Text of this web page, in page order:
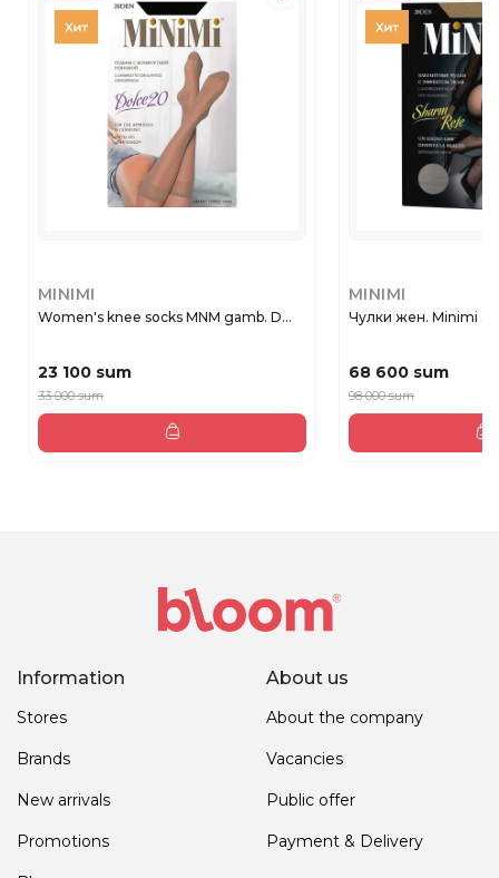
MINIMI
Women's knee socks MNM gamb. D...
23 100 sum
33 000 sum
MINIMI
Чулки жен. Minimi
68 600 sum
98 000 sum
Information
Stores
Brands
New arrivals
Promotions
About us
About the company
Vacancies
Public offer
Payment & Delivery